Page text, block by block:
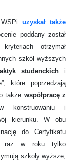
uzyskał także
poddany został
otrzymał
szkół wyższych
studenckich i
które poprzedzają
także współpracę z
konstruowaniu i
kierunku. W obu
do Certyfikatu
raz w roku tylko
szkoły wyższe,